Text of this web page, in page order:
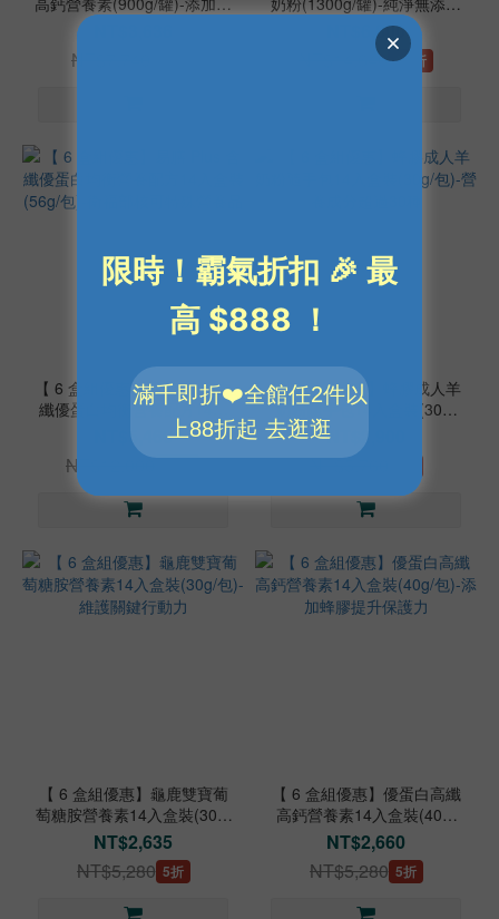
膠提升保護力
NT$7,740
美味好喝
NT$6,800
NT$14,640 4.6折
【 6 盒組優惠】易膳 Plus 含
纖優蛋白均衡營養配方14入
盒裝(56g/包)-衛福部核可特
殊營養品
NT$5,460
NT$12,000
【 6 盒組優惠】蜂膠成人羊
奶粉隨手包14入盒裝(30g/
包)-營養成分超過30種
NT$2,900
NT$5,760
【 6 盒組優惠】龜鹿雙寶葡
萄糖胺營養素14入盒裝(30g/
包)-維護關鍵行動力
NT$2,635
NT$5,280 5折
【 6 盒組優惠】優蛋白高纖
高鈣營養素14入盒裝(40g/
包)-添加蜂膠提升保護力
NT$2,660
NT$5,280 5折